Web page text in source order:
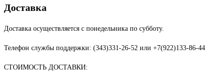
Доставка
Доставка осуществляется с понедельника по субботу.
Телефон службы поддержки: (343)331-26-52 или +7(922)133-86-44
СТОИМОСТЬ ДОСТАВКИ: